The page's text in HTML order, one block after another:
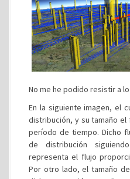
No me he podido resistir a
En la siguiente imagen, el
distribución, y su tamaño
período de tiempo. Dicho
de distribución
representa el flujo
Por otro lado, el tamaño